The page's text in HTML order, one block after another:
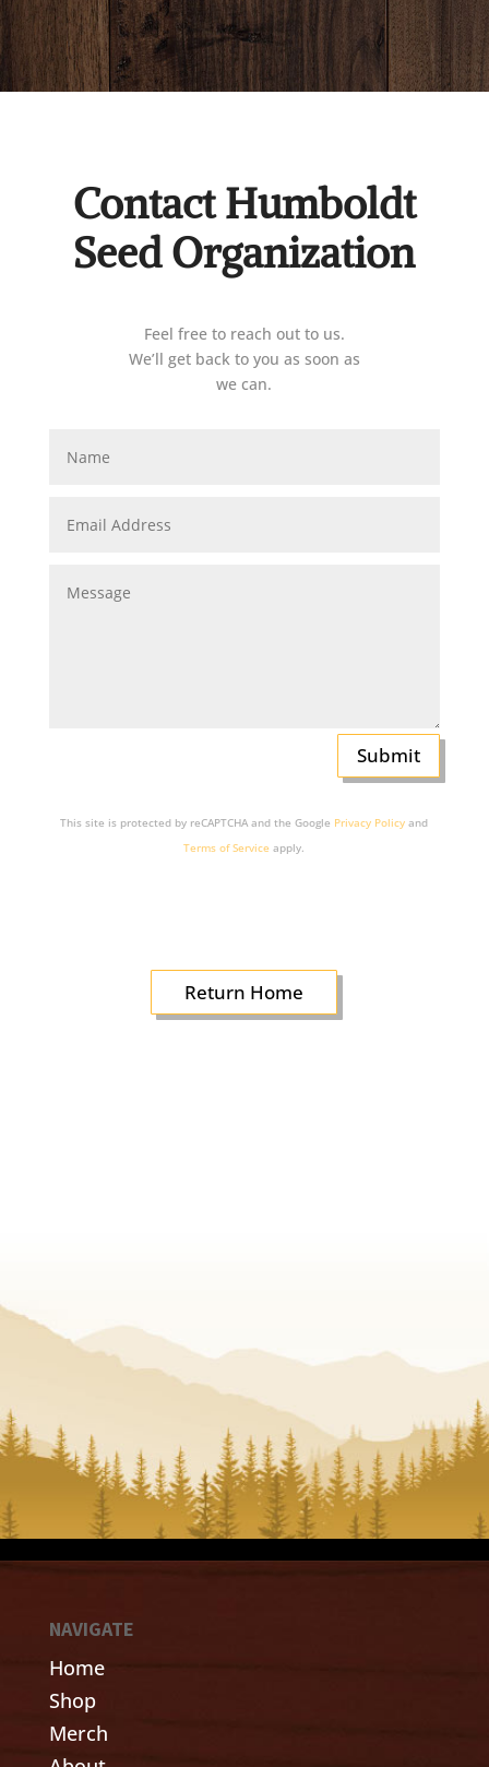
Contact Humboldt
Seed Organization
Feel free to reach out to us.
We’ll get back to you as soon as
we can.
Submit
This site is protected by reCAPTCHA and the Google Privacy Policy and
Terms of Service apply.
Return Home
NAVIGATE
Home
Shop
Merch